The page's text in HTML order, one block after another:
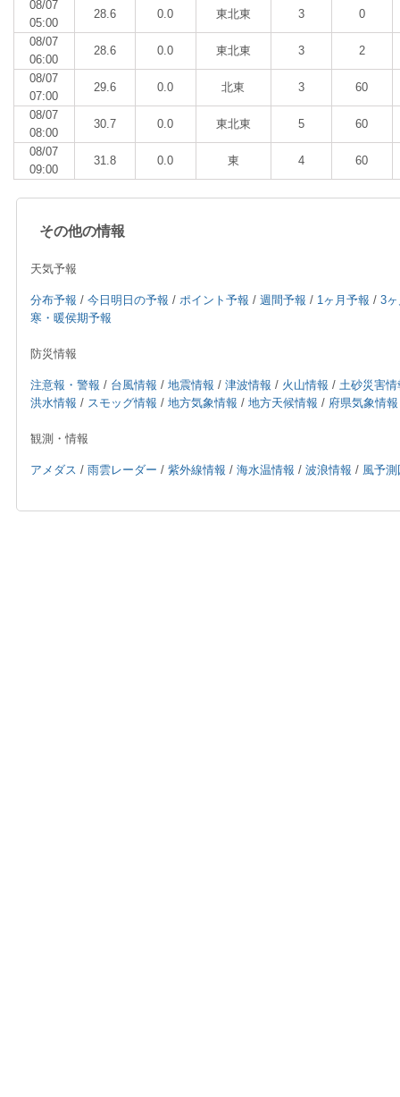
08/07
05:00
28.6 0.0 東北東 3 0
08/07
06:00
28.6 0.0 東北東 3 2
08/07
07:00
29.6 0.0 北東 3 60
08/07
08:00
30.7 0.0 東北東 5 60
08/07
09:00
31.8 0.0 東 4 60
その他の情報
天気予報
分布予報 / 今日明日の予報 / ポイント予報 / 週間予報 / 1ヶ月予報 / 3
寒・暖侯期予報
防災情報
注意報・警報 / 台風情報 / 地震情報 / 津波情報 / 火山情報 / 土砂災害情
洪水情報 / スモッグ情報 / 地方気象情報 / 地方天候情報 / 府県気象情報
観測・情報
アメダス / 雨雲レーダー / 紫外線情報 / 海水温情報 / 波浪情報 / 風予測